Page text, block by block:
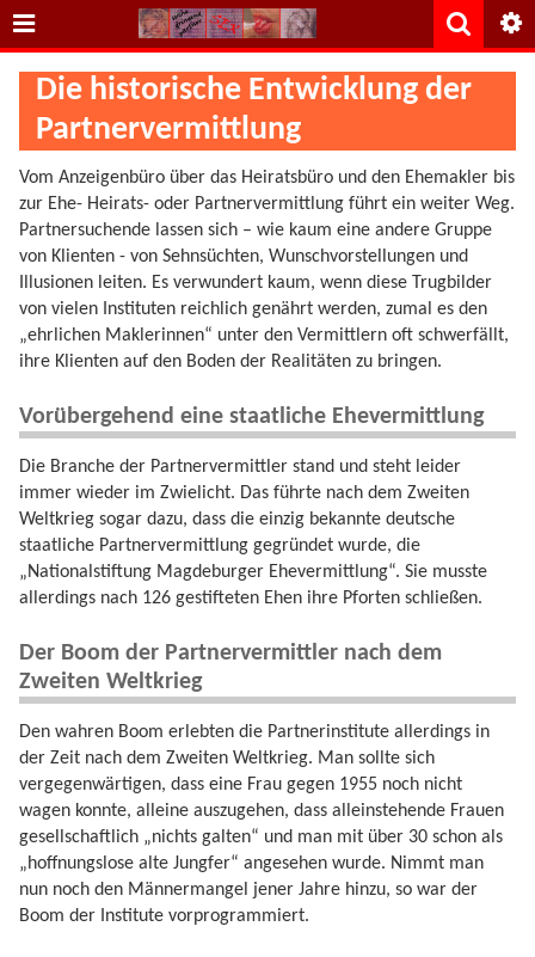
Die historische Entwicklung der
Partnervermittlung
Vom Anzeigenbüro über das Heiratsbüro und den Ehemakler bis
zur Ehe- Heirats- oder Partnervermittlung führt ein weiter Weg.
Partnersuchende lassen sich – wie kaum eine andere Gruppe
von Klienten - von Sehnsüchten, Wunschvorstellungen und
Illusionen leiten. Es verwundert kaum, wenn diese Trugbilder
von vielen Instituten reichlich genährt werden, zumal es den
„ehrlichen Maklerinnen“ unter den Vermittlern oft schwerfällt,
ihre Klienten auf den Boden der Realitäten zu bringen.
Vorübergehend eine staatliche Ehevermittlung
Die Branche der Partnervermittler stand und steht leider
immer wieder im Zwielicht. Das führte nach dem Zweiten
Weltkrieg sogar dazu, dass die einzig bekannte deutsche
staatliche Partnervermittlung gegründet wurde, die
„Nationalstiftung Magdeburger Ehevermittlung“. Sie musste
allerdings nach 126 gestifteten Ehen ihre Pforten schließen.
Der Boom der Partnervermittler nach dem
Zweiten Weltkrieg
Den wahren Boom erlebten die Partnerinstitute allerdings in
der Zeit nach dem Zweiten Weltkrieg. Man sollte sich
vergegenwärtigen, dass eine Frau gegen 1955 noch nicht
wagen konnte, alleine auszugehen, dass alleinstehende Frauen
gesellschaftlich „nichts galten“ und man mit über 30 schon als
„hoffnungslose alte Jungfer“ angesehen wurde. Nimmt man
nun noch den Männermangel jener Jahre hinzu, so war der
Boom der Institute vorprogrammiert.